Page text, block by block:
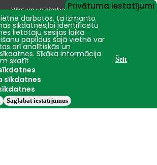
Vēsture un simbolika
pārskati un pašnovērtējuma ziņojumi
Iepirkumi
Nāc studēt
Privātuma iestatījumi
darbotos, tā izmanto
sīkdatnes,lai identificētu
lietotāju sesijas laikā.
papildus šajā vietnē var
arī analītiskās un
Sīkāka informācija
skatīt Šeit
sīkdatnes
Saglabāt iestatījumus